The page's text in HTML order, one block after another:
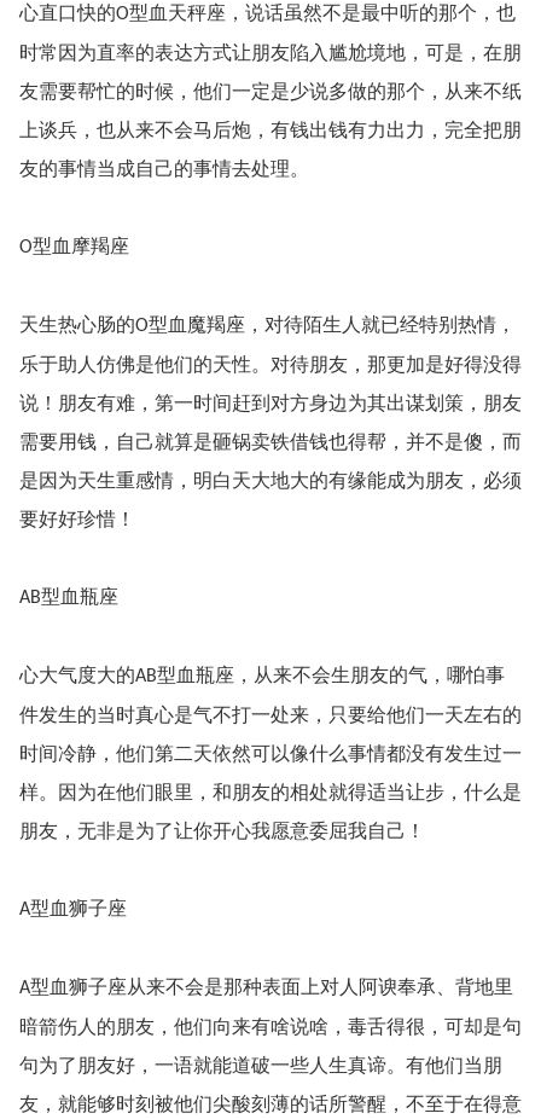
心直口快的O型血天秤座，说话虽然不是最中听的那个，也
时常因为直率的表达方式让朋友陷入尴尬境地，可是，在朋
友需要帮忙的时候，他们一定是少说多做的那个，从来不纸
上谈兵，也从来不会马后炮，有钱出钱有力出力，完全把朋
友的事情当成自己的事情去处理。
O型血摩羯座
天生热心肠的O型血魔羯座，对待陌生人就已经特别热情，
乐于助人仿佛是他们的天性。对待朋友，那更加是好得没得
说！朋友有难，第一时间赶到对方身边为其出谋划策，朋友
需要用钱，自己就算是砸锅卖铁借钱也得帮，并不是傻，而
是因为天生重感情，明白天大地大的有缘能成为朋友，必须
要好好珍惜！
AB型血瓶座
心大气度大的AB型血瓶座，从来不会生朋友的气，哪怕事
件发生的当时真心是气不打一处来，只要给他们一天左右的
时间冷静，他们第二天依然可以像什么事情都没有发生过一
样。因为在他们眼里，和朋友的相处就得适当让步，什么是
朋友，无非是为了让你开心我愿意委屈我自己！
A型血狮子座
A型血狮子座从来不会是那种表面上对人阿谀奉承、背地里
暗箭伤人的朋友，他们向来有啥说啥，毒舌得很，可却是句
句为了朋友好，一语就能道破一些人生真谛。有他们当朋
友，就能够时刻被他们尖酸刻薄的话所警醒，不至于在得意